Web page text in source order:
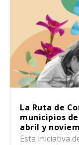
La Ruta de
municipios
abril y
Esta iniciativa